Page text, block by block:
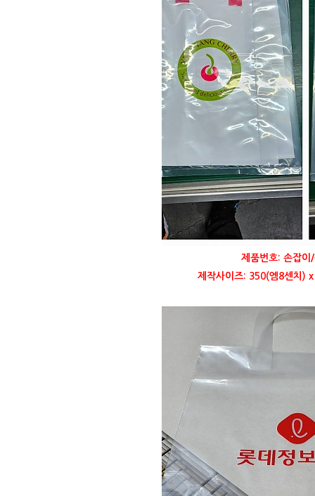
제품번호: 손잡이
제작사이즈: 350(엠8센치)